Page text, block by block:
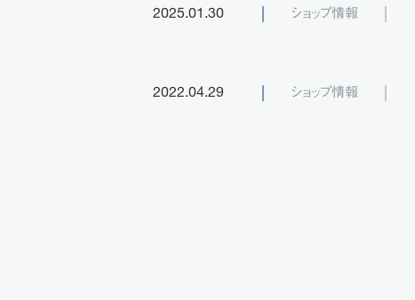
2025.01.30 ショップ情報
2022.04.29 ショップ情報